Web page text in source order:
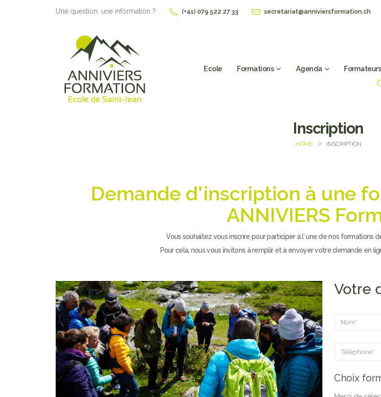
Une question, une information ? (+41) 079 522 27 33 secretariat@anniviersformation.ch
Ecole Formations Agenda Formateurs
Inscription
HOME INSCRIPTION
Demande d'inscription à une
ANNIVIERS
Vous souhaitez vous inscrire pour participer à l’ une de nos formations
Pour cela, nous vous invitons à remplir et à envoyer votre demande en
Votre
Choix